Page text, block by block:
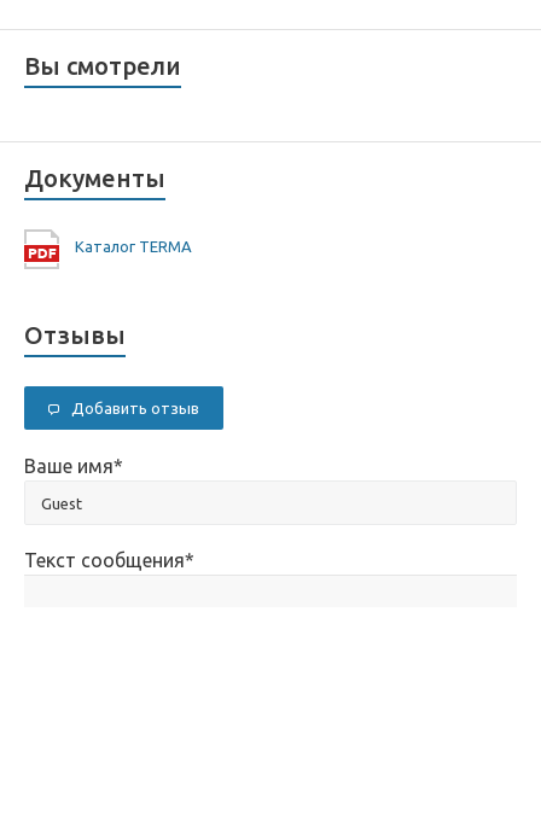
Вы смотрели
Документы
Каталог TERMA
Отзывы
Добавить отзыв
Ваше имя*
Текст сообщения*